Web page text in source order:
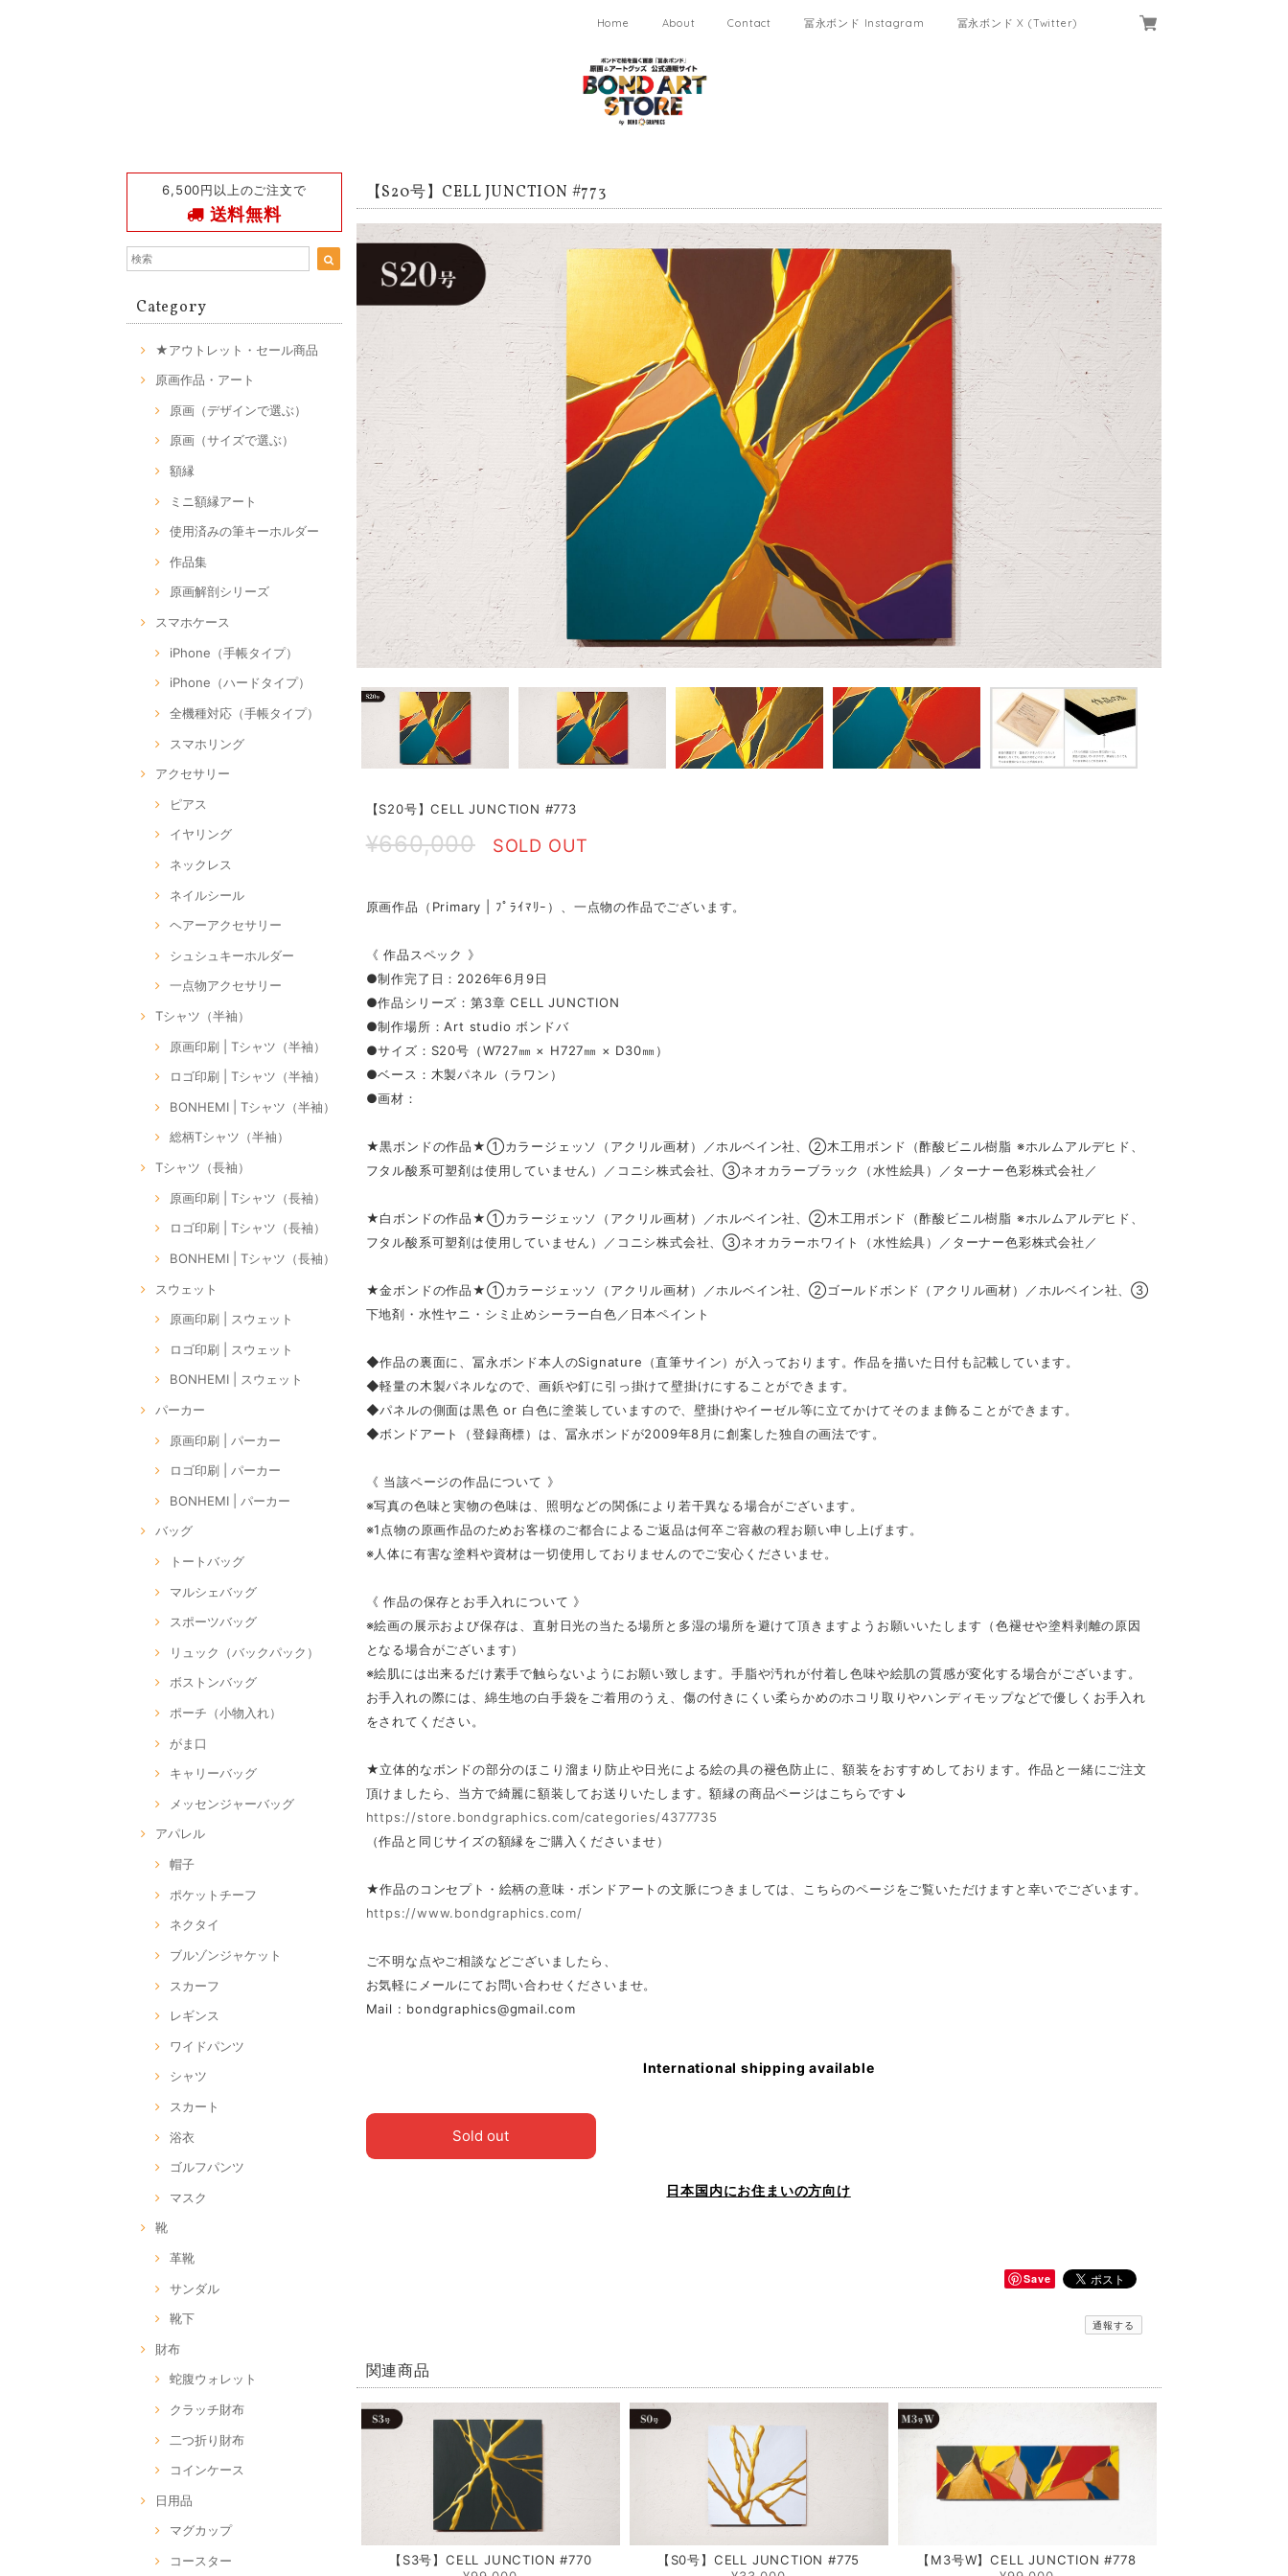
Home About Contact 冨永ボンド Instagram 冨永ボンド X (Twitter)
6,500円以上のご注文で
送料無料
Category
★アウトレット・セール商品
原画作品・アート
原画（デザインで選ぶ）
原画（サイズで選ぶ）
額縁
ミニ額縁アート
使用済みの筆キーホルダー
作品集
原画解剖シリーズ
スマホケース
iPhone（手帳タイプ）
iPhone（ハードタイプ）
全機種対応（手帳タイプ）
スマホリング
アクセサリー
ピアス
イヤリング
ネックレス
ネイルシール
ヘアーアクセサリー
シュシュキーホルダー
一点物アクセサリー
Tシャツ（半袖）
原画印刷 | Tシャツ（半袖）
ロゴ印刷 | Tシャツ（半袖）
BONHEMI | Tシャツ（半袖）
総柄Tシャツ（半袖）
Tシャツ（長袖）
原画印刷 | Tシャツ（長袖）
ロゴ印刷 | Tシャツ（長袖）
BONHEMI | Tシャツ（長袖）
スウェット
原画印刷 | スウェット
ロゴ印刷 | スウェット
BONHEMI | スウェット
パーカー
原画印刷 | パーカー
ロゴ印刷 | パーカー
BONHEMI | パーカー
バッグ
トートバッグ
マルシェバッグ
スポーツバッグ
リュック（バックパック）
ボストンバッグ
ポーチ（小物入れ）
がま口
キャリーバッグ
メッセンジャーバッグ
アパレル
帽子
ポケットチーフ
ネクタイ
ブルゾンジャケット
スカーフ
レギンス
ワイドパンツ
シャツ
スカート
浴衣
ゴルフパンツ
マスク
靴
革靴
サンダル
靴下
財布
蛇腹ウォレット
クラッチ財布
二つ折り財布
コインケース
日用品
マグカップ
コースター
【S20号】CELL JUNCTION #773
【S20号】CELL JUNCTION #773
¥660,000 SOLD OUT
原画作品（Primary | ﾌﾟﾗｲﾏﾘｰ）、一点物の作品でございます。
《 作品スペック 》
●制作完了日：2026年6月9日
●作品シリーズ：第3章 CELL JUNCTION
●制作場所：Art studio ボンドバ
●サイズ：S20号（W727㎜ × H727㎜ × D30㎜）
●ベース：木製パネル（ラワン）
●画材：
★黒ボンドの作品★①カラージェッソ（アクリル画材）／ホルベイン社、②木工用ボンド（酢酸ビニル樹脂 ※ホルムアルデヒド、
フタル酸系可塑剤は使用していません）／コニシ株式会社、③ネオカラーブラック（水性絵具）／ターナー色彩株式会社／
★白ボンドの作品★①カラージェッソ（アクリル画材）／ホルベイン社、②木工用ボンド（酢酸ビニル樹脂 ※ホルムアルデヒド、
フタル酸系可塑剤は使用していません）／コニシ株式会社、③ネオカラーホワイト（水性絵具）／ターナー色彩株式会社／
★金ボンドの作品★①カラージェッソ（アクリル画材）／ホルベイン社、②ゴールドボンド（アクリル画材）／ホルベイン社、③
下地剤・水性ヤニ・シミ止めシーラー白色／日本ペイント
◆作品の裏面に、冨永ボンド本人のSignature（直筆サイン）が入っております。作品を描いた日付も記載しています。
◆軽量の木製パネルなので、画鋲や釘に引っ掛けて壁掛けにすることができます。
◆パネルの側面は黒色 or 白色に塗装していますので、壁掛けやイーゼル等に立てかけてそのまま飾ることができます。
◆ボンドアート（登録商標）は、冨永ボンドが2009年8月に創案した独自の画法です。
《 当該ページの作品について 》
※写真の色味と実物の色味は、照明などの関係により若干異なる場合がございます。
※1点物の原画作品のためお客様のご都合によるご返品は何卒ご容赦の程お願い申し上げます。
※人体に有害な塗料や資材は一切使用しておりませんのでご安心くださいませ。
《 作品の保存とお手入れについて 》
※絵画の展示および保存は、直射日光の当たる場所と多湿の場所を避けて頂きますようお願いいたします（色褪せや塗料剥離の原因
となる場合がございます）
※絵肌には出来るだけ素手で触らないようにお願い致します。手脂や汚れが付着し色味や絵肌の質感が変化する場合がございます。
お手入れの際には、綿生地の白手袋をご着用のうえ、傷の付きにくい柔らかめのホコリ取りやハンディモップなどで優しくお手入れ
をされてください。
★立体的なボンドの部分のほこり溜まり防止や日光による絵の具の褪色防止に、額装をおすすめしております。作品と一緒にご注文
頂けましたら、当方で綺麗に額装してお送りいたします。額縁の商品ページはこちらです↓
https://store.bondgraphics.com/categories/4377735
（作品と同じサイズの額縁をご購入くださいませ）
★作品のコンセプト・絵柄の意味・ボンドアートの文脈につきましては、こちらのページをご覧いただけますと幸いでございます。
https://www.bondgraphics.com/
ご不明な点やご相談などございましたら、
お気軽にメールにてお問い合わせくださいませ。
Mail : bondgraphics@gmail.com
International shipping available
Sold out
日本国内にお住まいの方向け
Save
通報する
関連商品
【S3号】CELL JUNCTION #770
【S0号】CELL JUNCTION #775
【M3号W】CELL JUNCTION #778